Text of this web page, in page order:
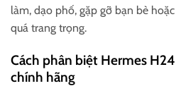
làm, dạo phố, gặp gỡ bạn bè
quá trang trọng.
Cách phân biệt Hermes
chính hãng